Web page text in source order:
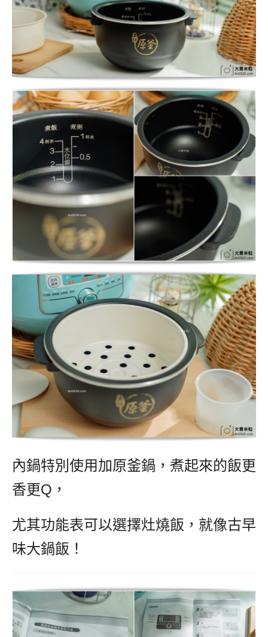
內鍋特別使用加原釜鍋，煮起來的飯更
香更Q，
尤其功能表可以選擇灶燒飯，就像古早
味大鍋飯！